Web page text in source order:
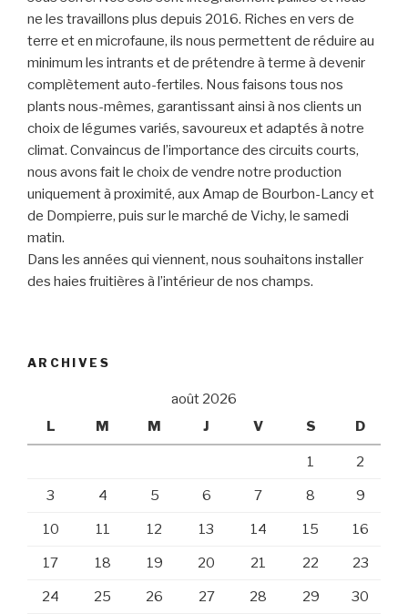
ne les travaillons plus depuis 2016. Riches en vers de
terre et en microfaune, ils nous permettent de réduire au
minimum les intrants et de prétendre à terme à devenir
complètement auto-fertiles. Nous faisons tous nos
plants nous-mêmes, garantissant ainsi à nos clients un
choix de légumes variés, savoureux et adaptés à notre
climat. Convaincus de l’importance des circuits courts,
nous avons fait le choix de vendre notre production
uniquement à proximité, aux Amap de Bourbon-Lancy et
de Dompierre, puis sur le marché de Vichy, le samedi
matin.
Dans les années qui viennent, nous souhaitons installer
des haies fruitières à l’intérieur de nos champs.
ARCHIVES
août 2026
L
M M J V S D
1 2
3 4 5 6 7 8 9
10 11 12 13 14 15 16
17 18 19 20 21 22 23
24 25 26 27 28 29 30